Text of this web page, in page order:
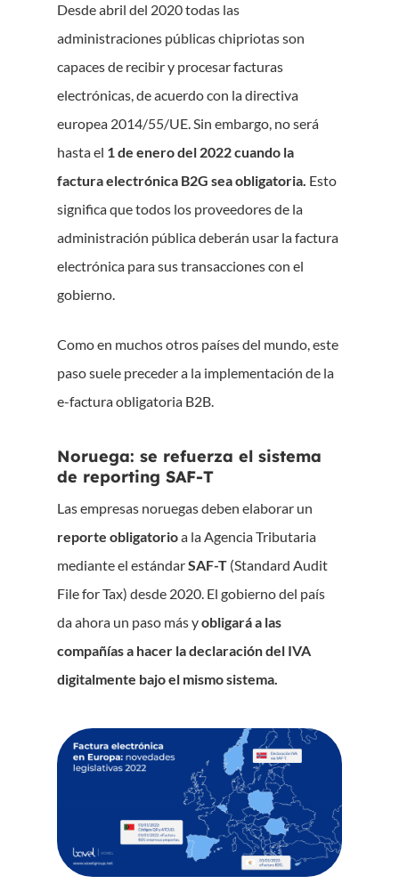
Desde abril del 2020 todas las
administraciones públicas chipriotas son
capaces de recibir y procesar facturas
electrónicas, de acuerdo con la directiva
europea 2014/55/UE. Sin embargo, no será
hasta el 1 de enero del 2022 cuando la
factura electrónica B2G sea obligatoria. Esto
significa que todos los proveedores de la
administración pública deberán usar la factura
electrónica para sus transacciones con el
gobierno.
Como en muchos otros países del mundo, este
paso suele preceder a la implementación de la
e-factura obligatoria B2B.
Noruega: se refuerza el sistema
de reporting SAF-T
Las empresas noruegas deben elaborar un
reporte obligatorioa la Agencia Tributaria
mediante el estándarSAF-T (Standard Audit
File for Tax) desde 2020. El gobierno del país
da ahora un paso más yobligará a las
compañías a hacer la declaración del IVA
digitalmente bajo el mismo sistema.